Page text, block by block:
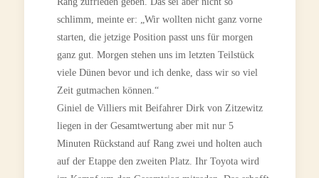
schlimm, meinte er: „Wir wollten nicht ganz vorne
starten, die jetzige Position passt uns für morgen
ganz gut. Morgen stehen uns im letzten Teilstück
viele Dünen bevor und ich denke, dass wir so viel
Zeit gutmachen können.“
Giniel de Villiers mit Beifahrer Dirk von Zitzewitz
liegen in der Gesamtwertung aber mit nur 5
Minuten Rückstand auf Rang zwei und holten auch
auf der Etappe den zweiten Platz. Ihr Toyota wird